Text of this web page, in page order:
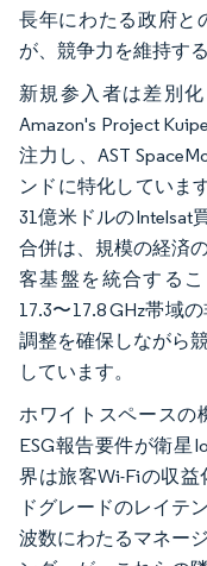
長年にわたる政府と
が、競争力を維持す
新規参入者は差別
Amazon's Project
注力し、AST
ンドに特化していま
31億米ドルのIntelsat
合併は、規模の経済
客基盤を統合する
17.3〜17.8 GHz帯域
調整を確保しながら
しています。
ホワイトスペースの
ESG報告要件が衛星
界は旅客Wi-Fiの収
ドグレードのレイテ
波数にわたるマネー